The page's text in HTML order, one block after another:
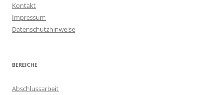
Kontakt
Impressum
Datenschutzhinweise
BEREICHE
Abschlussarbeit